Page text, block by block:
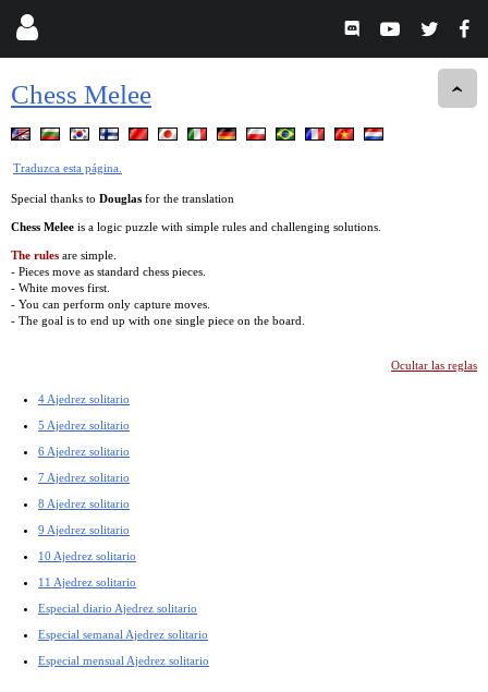
Chess Melee
Traduzca esta página.
Special thanks to Douglas for the translation
Chess Melee is a logic puzzle with simple rules and challenging solutions.
The rules are simple.
- Pieces move as standard chess pieces.
- White moves first.
- You can perform only capture moves.
- The goal is to end up with one single piece on the board.
Ocultar las reglas
4 Ajedrez solitario
5 Ajedrez solitario
6 Ajedrez solitario
7 Ajedrez solitario
8 Ajedrez solitario
9 Ajedrez solitario
10 Ajedrez solitario
11 Ajedrez solitario
Especial diario Ajedrez solitario
Especial semanal Ajedrez solitario
Especial mensual Ajedrez solitario